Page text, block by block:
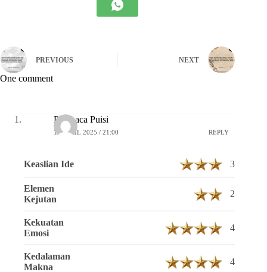
PREVIOUS NEXT
One comment
Pembaca Puisi
16 APRIL 2025 / 21:00 REPLY
Keaslian Ide 3
Elemen
Kejutan
2
Kekuatan
Emosi
4
Kedalaman
Makna
4